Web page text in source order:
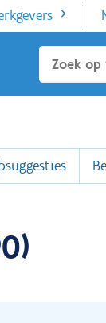
Sluiten